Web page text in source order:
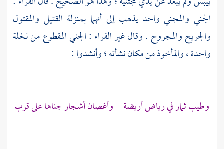
الجني والمجني واحد يذهب إلى أنهما بمنزلة القتيل والمقتول
والجريح والمجروح . وقال غيرالفراء : الجني المقطوع من نخلة
واحدة ، والمأخوذ من مكان نشأته ؛ وأنشدوا :
وطيب ثمار في رياض أريضة وأغصان أشجار جناها على قرب